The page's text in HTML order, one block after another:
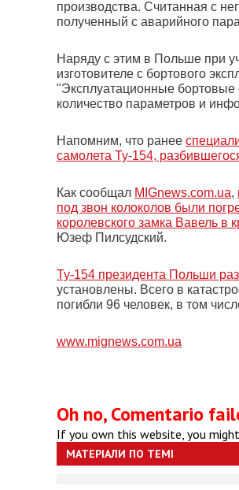
производства. Считанная с
полученный с аварийного
Наряду с этим в Польше при
изготовителе с бортового
"Эксплуатационные бортовые
количество параметров и
Напомним, что ранее
самолета Ту-154,
Как сообщал MIGnews.com.ua,
под звон колоколов были
королевского замка Вавель в
Юзеф Пилсудский.
Ту-154 президента Польши
установлены. Всего в
погибли 96 человек, в том
www.mignews.com.ua
Oh no, Comentario
If you own this website, you
МАТЕРІАЛИ ПО ТЕМІ